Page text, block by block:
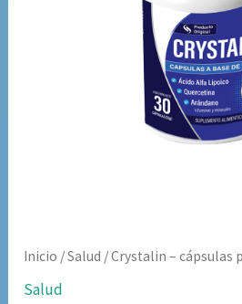
Inicio /Salud / Crystalin – cápsulas
Salud